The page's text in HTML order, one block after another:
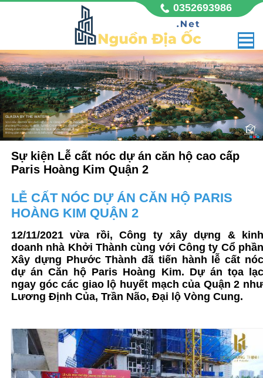
0352693986
GLADIA BY THE WATERS
Vị trí đắc địa mặt tiền đường Võ Chí Công sầm uất, thuộc
phường Phú Hữu, quận 9, Tp Hồ Chí Minh. Dự án nhà
Khang Điền Gladia với quy mô 11,8 hecta, không chỉ là
không gian sống mà còn là biểu tượng đẳng cấp,
Sự kiện Lễ cất nóc dự án căn hộ cao cấp
Paris Hoàng Kim Quận 2
LỄ CẤT NÓC DỰ ÁN CĂN HỘ PARIS
HOÀNG KIM QUẬN 2
12/11/2021 vừa rồi, Công ty xây dựng &
doanh nhà Khởi Thành cùng với Công ty Cổ
Xây dựng Phước Thành đã tiến hành lễ cất
dự ánCăn hộ Paris Hoàng Kim. Dự án tọa
ngay góc các giao lộ huyết mạch của Quận 2
Lương Định Của, Trần Não, Đại lộ Vòng Cung.